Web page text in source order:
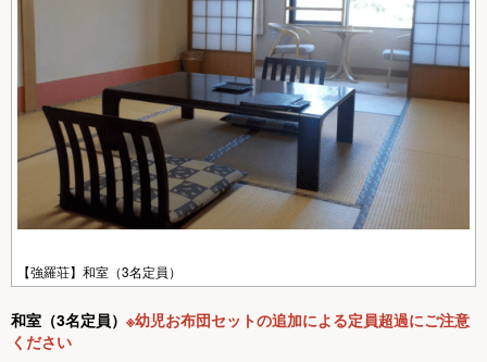
【強羅荘】和室（3名定員）
和室（3名定員） ※幼児お布団セットの追加による定員超過にご注意
ください